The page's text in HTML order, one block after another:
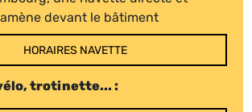
devant le bâtiment
HORAIRES NAVETTE
trotinette... :